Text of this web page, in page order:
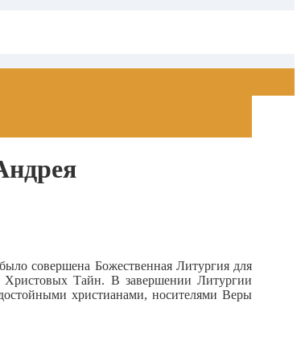
совершена Божественная Литургия для
Христовых Тайн. В завершении Литургии
христианами, носителями Веры